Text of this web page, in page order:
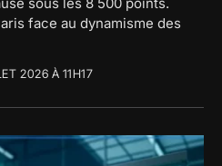
face au dynamisme des
2026 À 11H17